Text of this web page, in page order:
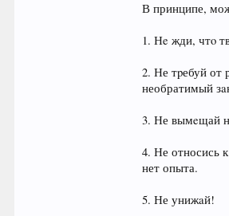
В принципе,
1. Нe жди, чтo
2. Не тpебуй от
необратимый
3. Не вымeщай
4. Не относись
нет опыта.
5. Не унижaй!